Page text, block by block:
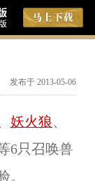
发布于 2013-05-06
妖火狼、
6只召唤兽
。